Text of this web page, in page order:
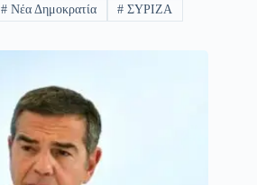
#Νέα Δημοκρατία # ΣΥΡΙΖΑ